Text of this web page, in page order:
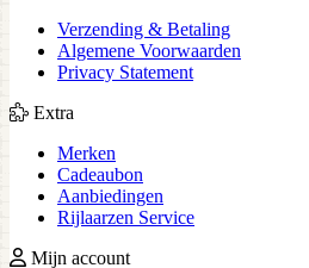
Verzending & Betaling
Algemene Voorwaarden
Privacy Statement
Extra
Merken
Cadeaubon
Aanbiedingen
Rijlaarzen Service
Mijn account